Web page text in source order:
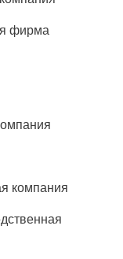
фирма
компания